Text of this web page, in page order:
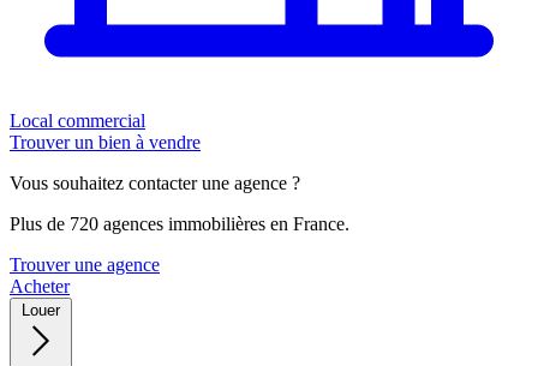
Local commercial
Trouver un bien à vendre
Vous souhaitez contacter une agence ?
Plus de 720 agences immobilières en France.
Trouver une agence
Acheter
Louer